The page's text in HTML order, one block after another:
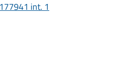
int. 1